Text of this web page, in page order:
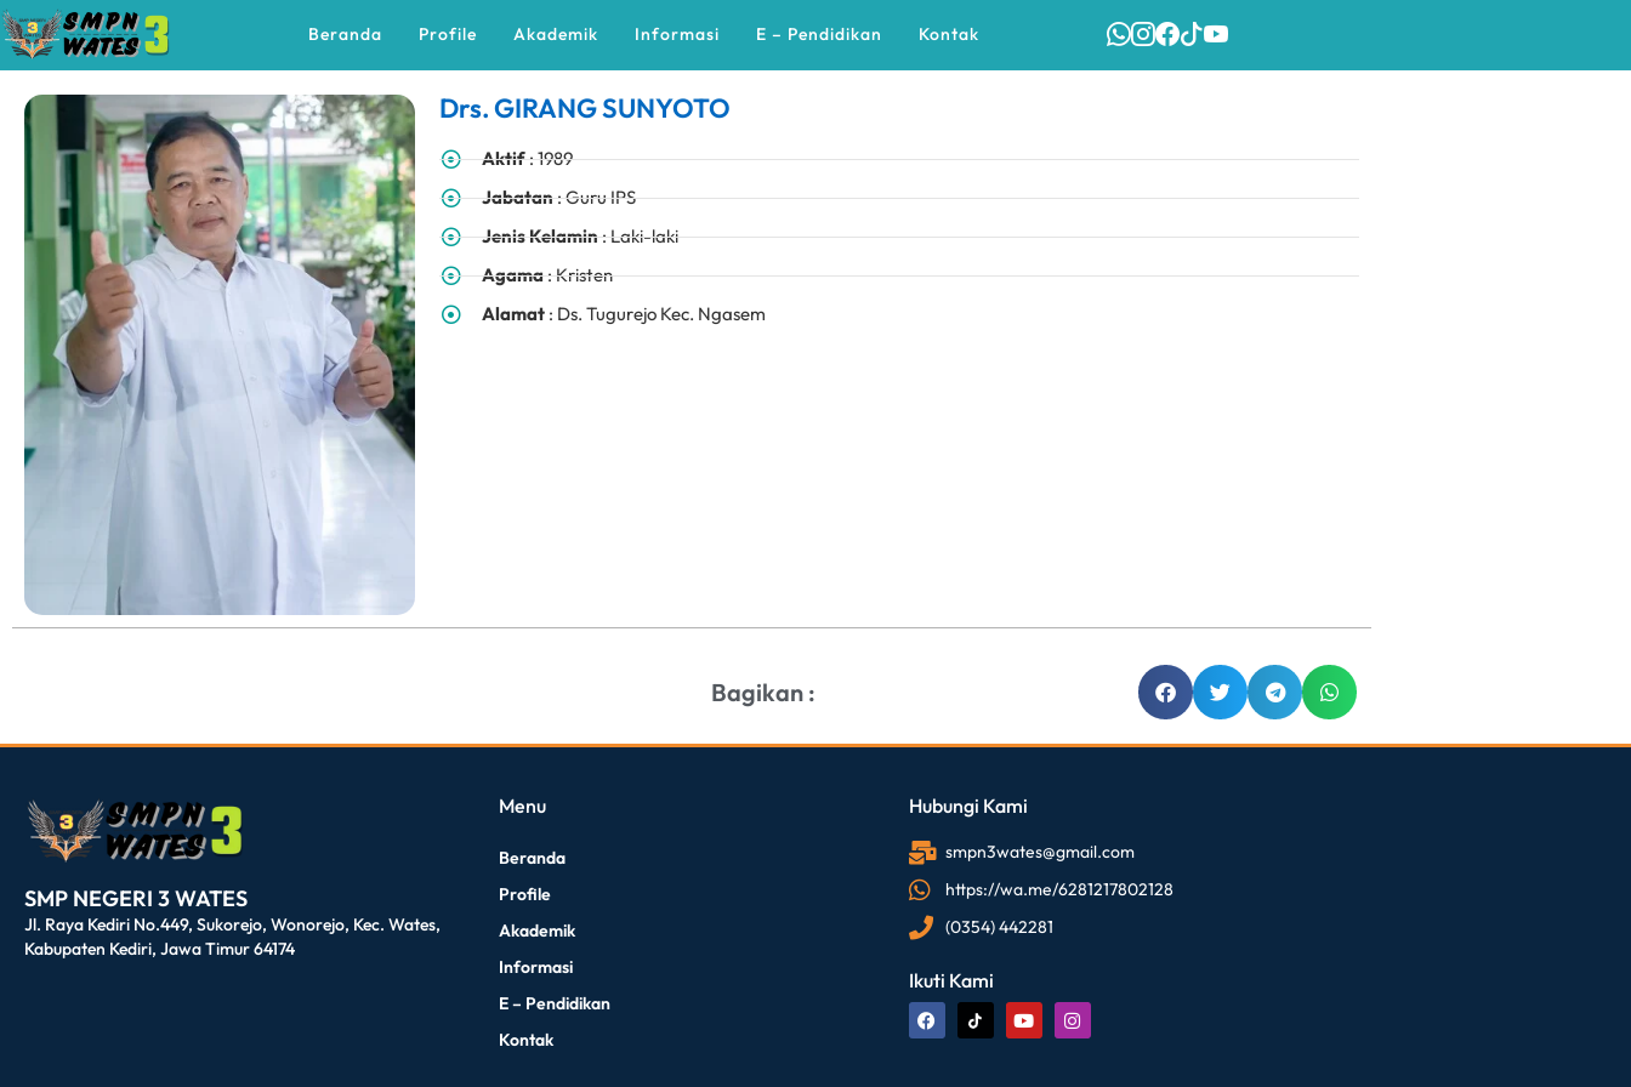
Beranda Profile Akademik Informasi E – Pendidikan Kontak
Drs. GIRANG SUNYOTO
Aktif: 1989
Jabatan: Guru IPS
Jenis Kelamin: Laki-laki
Agama: Kristen
Alamat : Ds. Tugurejo Kec. Ngasem
Bagikan :
SMP NEGERI 3 WATES
Jl. Raya Kediri No.449, Sukorejo, Wonorejo, Kec. Wates,
Kabupaten Kediri, Jawa Timur 64174
Menu
Beranda
Profile
Akademik
Informasi
E – Pendidikan
Kontak
Hubungi Kami
smpn3wates@gmail.com
https://wa.me/6281217802128
(0354) 442281
Ikuti Kami